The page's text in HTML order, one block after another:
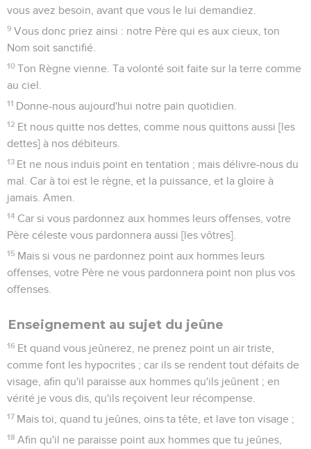
vous avez besoin, avant que vous le lui demandiez.
9 Vous donc priez ainsi : notre Père qui es aux cieux, ton
Nom soit sanctifié.
10 Ton Règne vienne. Ta volonté soit faite sur la terre comme
au ciel.
11 Donne-nous aujourd'hui notre pain quotidien.
12 Et nous quitte nos dettes, comme nous quittons aussi [les
dettes] à nos débiteurs.
13 Et ne nous induis point en tentation ; mais délivre-nous du
mal. Car à toi est le règne, et la puissance, et la gloire à
jamais. Amen.
14 Car si vous pardonnez aux hommes leurs offenses, votre
Père céleste vous pardonnera aussi [les vôtres].
15 Mais si vous ne pardonnez point aux hommes leurs
offenses, votre Père ne vous pardonnera point non plus vos
offenses.
Enseignement au sujet du jeûne
16 Et quand vous jeûnerez, ne prenez point un air triste,
comme font les hypocrites ; car ils se rendent tout défaits de
visage, afin qu'il paraisse aux hommes qu'ils jeûnent ; en
vérité je vous dis, qu'ils reçoivent leur récompense.
17 Mais toi, quand tu jeûnes, oins ta tête, et lave ton visage ;
18 Afin qu'il ne paraisse point aux hommes que tu jeûnes,